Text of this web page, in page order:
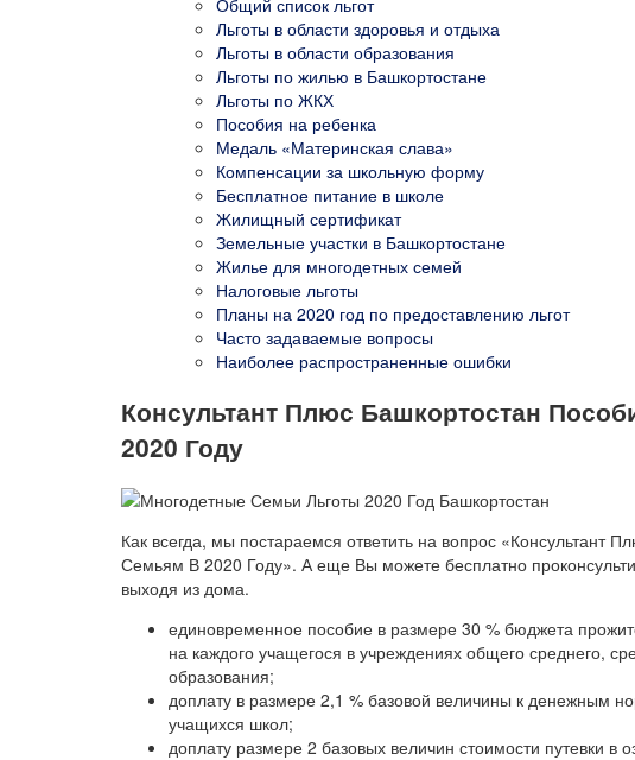
Льготы в области здоровья и отдыха
Льготы в области образования
Льготы по жилью в Башкортостане
Льготы по ЖКХ
Пособия на ребенка
Медаль «Материнская слава»
Компенсации за школьную форму
Бесплатное питание в школе
Жилищный сертификат
Земельные участки в Башкортостане
Жилье для многодетных семей
Налоговые льготы
Планы на 2020 год по предоставлению льгот
Часто задаваемые вопросы
Наиболее распространенные ошибки
Консультант Плюс Башкортостан
2020 Году
Как всегда, мы постараемся ответить на вопрос «Консультант
Семьям В 2020 Году». А еще Вы можете бесплатно
выходя из дома.
единовременное пособие в размере 30 % бюджета
на каждого учащегося в учреждениях общего среднего,
образования;
доплату в размере 2,1 % базовой величины к денежным
учащихся школ;
доплату размере 2 базовых величин стоимости путевки в